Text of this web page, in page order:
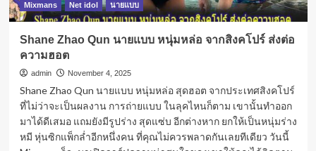
Mixmans Net idol นายแบบ
Shane Zhao Qun นายแบบ หนุ่มหล่อ จากสิงคโปร์ ส่งต่อ
ความฮอต
admin November 4, 2025
Shane Zhao Qun นายแบบ หนุ่มหล่อ สุดฮอต จากประเทศสิงคโปร์
ที่ไม่ว่าจะเป็นผลงาน การถ่ายแบบ ในลุคไหนก็ตาม เขานั้นทำออก
มาได้ดีเสมอ แถมยังมีรูปร่าง สุดแซ่บ อีกต่างหาก ยกให้เป็นหนุ่มร่าง
หมี หุ่นซิกแพ็กล่ำอีกหนึ่งคน ที่คุณไม่ควรพลาดกันเลยทีเดียว วันนี้